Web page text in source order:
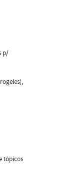
p/
tópicos